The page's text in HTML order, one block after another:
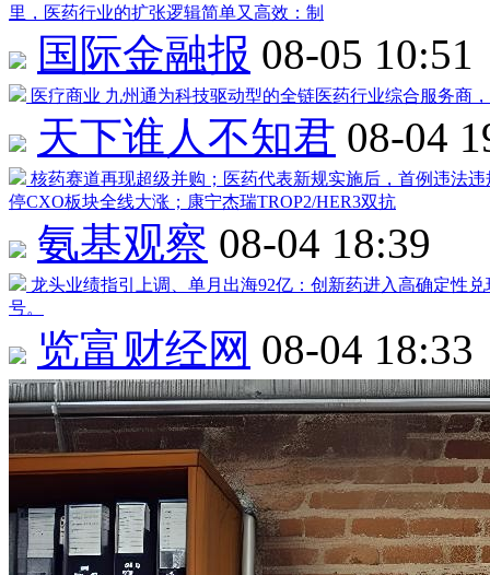
里，医药行业的扩张逻辑简单又高效：制
国际金融报 08-05 10:51
医疗商业 九州通为科技驱动型的全链医药行业综合服务商
天下谁人不知君 08-04
核药赛道再现超级并购；医药代表新规实施后，首例违法
停CXO板块全线大涨；康宁杰瑞TROP2/HER3双抗
氨基观察 08-04 18:39
龙头业绩指引上调、单月出海92亿：创新药进入高确定性
号。
览富财经网 08-04 18:33